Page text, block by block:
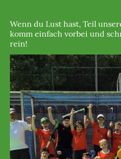
Wenn du Lust hast, Teil
komm einfach vorbei und
rein!